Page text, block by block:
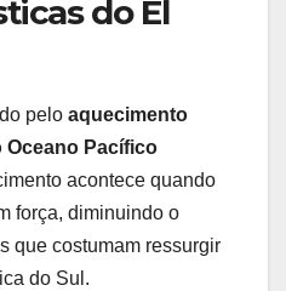
do El
pelo aquecimento
Oceano Pacífico
acontece quando
força, diminuindo o
que costumam ressurgir
do Sul.